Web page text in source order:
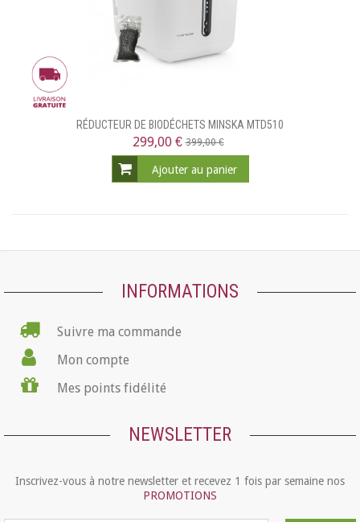
RÉDUCTEUR DE BIODÉCHETS MINSKA MTD510
299,00 €399,00 €
Ajouter au panier
INFORMATIONS
Suivre ma commande
Mon compte
Mes points fidélité
NEWSLETTER
Inscrivez-vous à notre newsletter et recevez 1 fois par semaine nos
PROMOTIONS